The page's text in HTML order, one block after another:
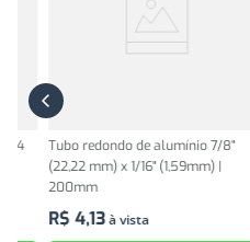
Tubo redondo de alumínio 7/8"
(22,22 mm) x 1/16" (1,59mm) |
200mm
4,13à vista